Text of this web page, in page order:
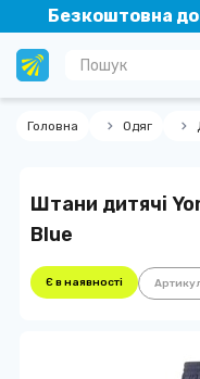
Безкоштовна
Головна Одяг
Штани дитячі
Blue
Є в наявності